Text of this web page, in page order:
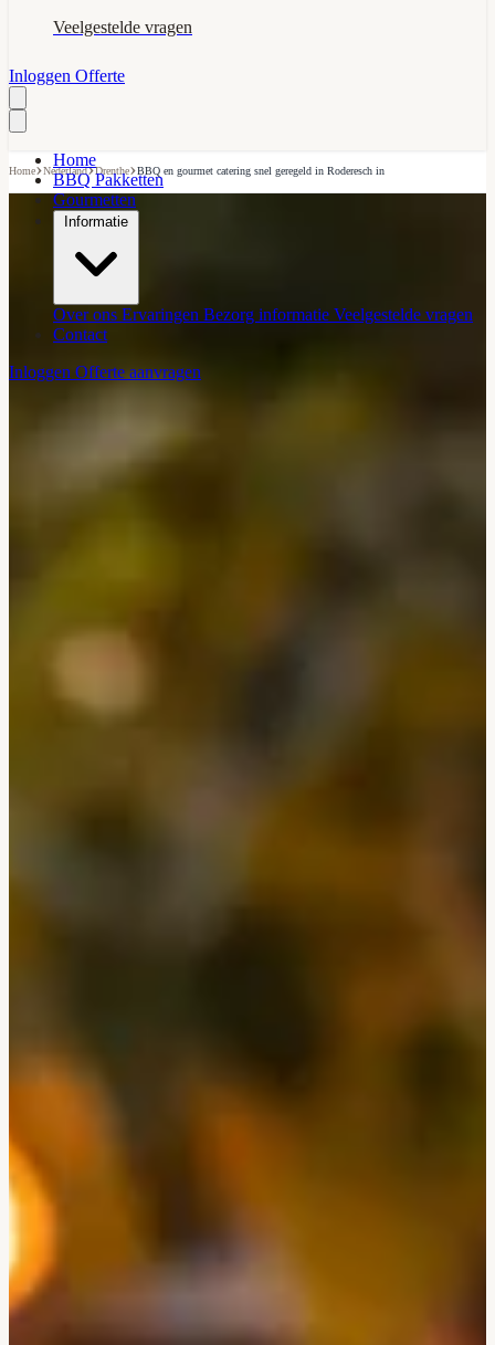
Veelgestelde vragen
Inloggen Offerte
Home
BBQ Pakketten
Gourmetten
Informatie
Over ons Ervaringen Bezorg informatie Veelgestelde vragen
Contact
Inloggen Offerte aanvragen
Home›Nederland›Drenthe›BBQ en gourmet catering snel geregeld in Roderesch in